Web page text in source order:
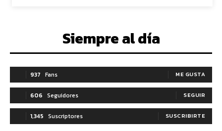
Siempre al día
937 Fans ME GUSTA
606 Seguidores SEGUIR
1,345 Suscriptores SUSCRIBIRTE